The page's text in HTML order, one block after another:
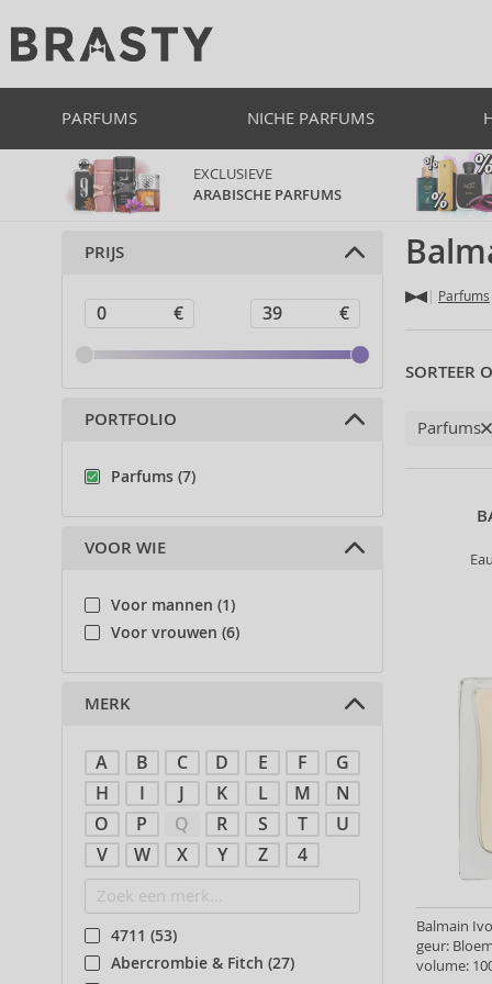
PARFUMS NICHE PARFUMS
EXCLUSIEVE
ARABISCHE PARFUMS
Parfums
SORTEER
Parfums
Balmain
geur:
volume:
PRIJS
PORTFOLIO
Parfums (7)
VOOR WIE
Voor mannen (1)
Voor vrouwen (6)
MERK
A B C D E F
G
H
I J K L M
N
O
P Q R S T
U
V
W X Y Z 4
4711 (53)
Abercrombie & Fitch (27)